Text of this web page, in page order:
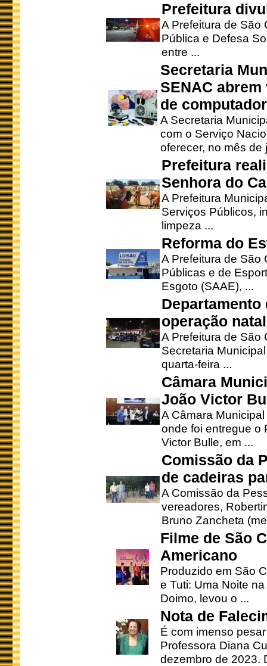
Prefeitura
A Prefeitura de São
Pública e Defesa
entre ...
Secretaria
SENAC
de
A Secretaria
com o Serviço
oferecer, no mês de
Prefeitura
Senhora do
A Prefeitura
Serviços Públicos,
limpeza ...
Reforma do
A Prefeitura de São
Públicas e de
Esgoto (SAAE), ...
operação
A Prefeitura de São
Secretaria
quarta-feira ...
Câmara
João Victor
A Câmara
onde foi entregue o
Victor Bulle, em ...
Comissão da
de cadeiras
A Comissão da
vereadores,
Bruno Zancheta
Filme de São
Americano
Produzido em São
e Tuti: Uma Noite
Doimo, levou o ...
Nota de
É com imenso
Professora Diana
dezembro de 2023.